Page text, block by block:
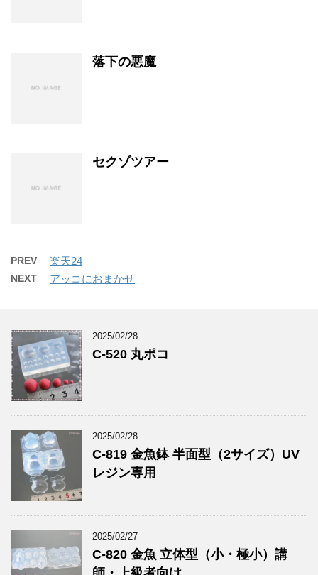
落下の悪魔
セクゾツアー
PREV 楽天24
NEXT アッコにおまかせ
2025/02/28
C-520 丸ポコ
2025/02/28
C-819 金魚鉢 半面型（2サイズ）UV
レジン専用
2025/02/27
C-820 金魚 立体型（小・極小）講